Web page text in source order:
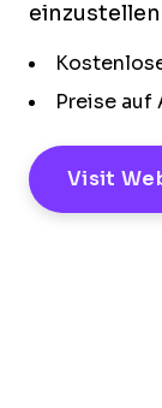
einzustellen
Preise auf
Visit